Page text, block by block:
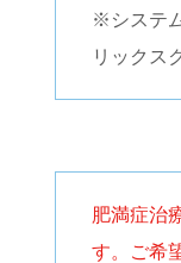
※システ
リックス
肥満症治
す。ご希